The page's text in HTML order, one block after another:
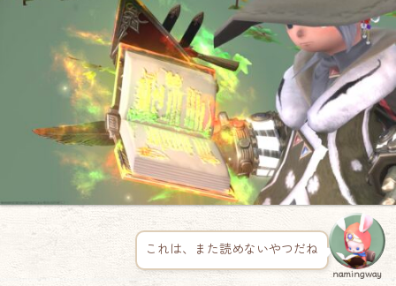
これは、また読めないやつだね
namingway